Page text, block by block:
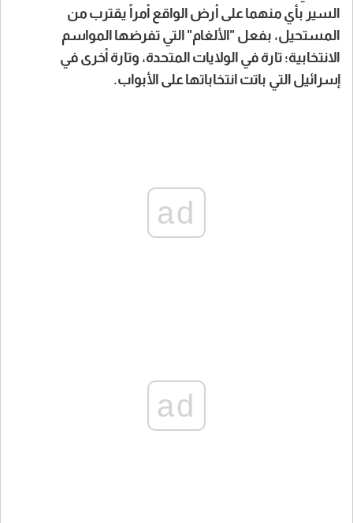
السير بأي منهما على أرض الواقع أمراً يقترب من
المستحيل، بفعل "الألغام" التي تفرضها المواسم
الانتخابية؛ تارة في الولايات المتحدة، وتارة أخرى في
إسرائيل التي باتت انتخاباتها على الأبواب.
ad
ad